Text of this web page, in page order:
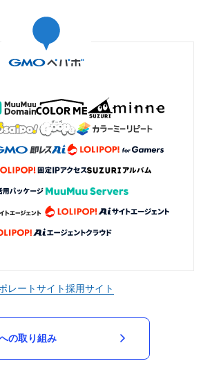
レートサイト採用サイト
の取り組み